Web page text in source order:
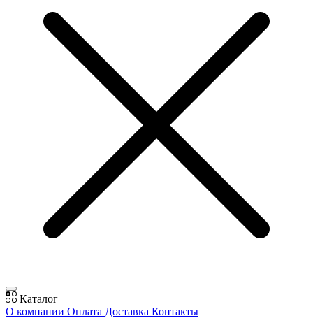
Каталог
О компании Оплата Доставка Контакты